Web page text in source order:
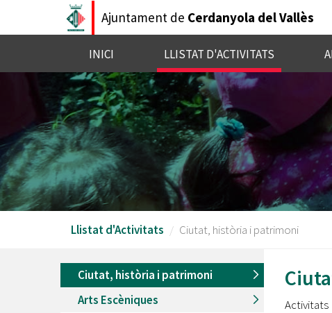
Ajuntament de Cerdanyola del Vallès
INICI LLISTAT D'ACTIVITATS
Llistat d'Activitats Ciutat, història i patrimoni
Ciutat, història i patrimoni
Arts Escèniques